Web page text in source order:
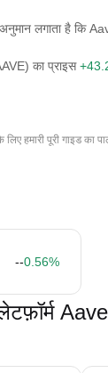
अनुमान लगाता है कि
का प्राइस
हमारी पूरी गाइड का
--0.56%